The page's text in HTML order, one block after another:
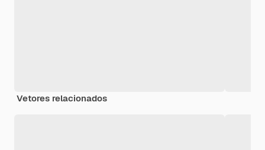
Vetores relacionados